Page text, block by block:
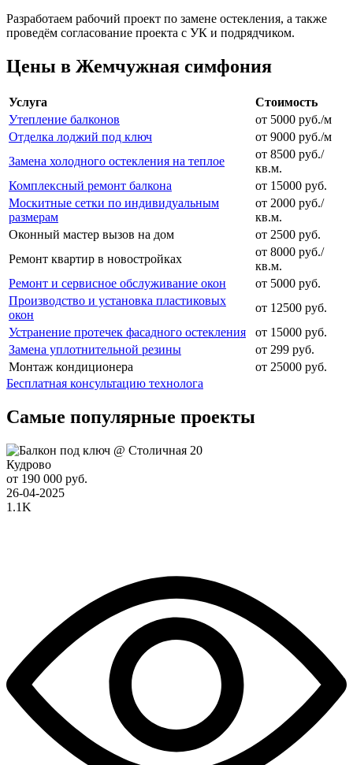
Разработаем рабочий проект по замене остекления, а также
проведём согласование проекта с УК и подрядчиком.
Цены в Жемчужная симфония
Услуга
Стоимость
Утепление балконов
от 5000 руб./м
Отделка лоджий под ключ
от 9000 руб./м
Замена холодного остекления на теплое
от 8500 руб./
кв.м.
Комплексный ремонт балкона
от 15000 руб.
Москитные сетки по индивидуальным
размерам
от 2000 руб./
кв.м.
Оконный мастер вызов на дом
от 2500 руб.
Ремонт квартир в новостройках
от 8000 руб./
кв.м.
Ремонт и сервисное обслуживание окон
от 5000 руб.
Производство и установка пластиковых
окон
от 12500 руб.
Устранение протечек фасадного остекления
от 15000 руб.
Замена уплотнительной резины
от 299 руб.
Монтаж кондиционера
от 25000 руб.
Бесплатная консультацию технолога
Самые популярные проекты
Кудрово
от 190 000 руб.
26-04-2025
1.1K